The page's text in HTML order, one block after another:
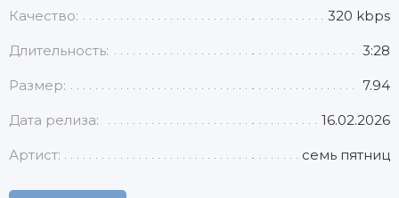
Качество: 320 kbps
Длительность: 3:28
Размер: 7.94
Дата релиза: 16.02.2026
Артист: семь пятниц